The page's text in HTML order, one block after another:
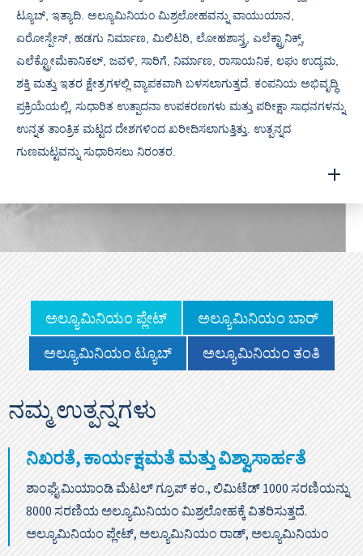
ಟ್ಯೂಬ್, ಇತ್ಯಾದಿ. ಅಲ್ಯೂಮಿನಿಯಂ ಮಿಶ್ರಲೋಹವನ್ನು ವಾಯುಯಾನ,
ಏರೋಸ್ಪೇಸ್, ​​ಹಡಗು ನಿರ್ಮಾಣ, ಮಿಲಿಟರಿ, ಲೋಹಶಾಸ್ತ್ರ, ಎಲೆಕ್ಟ್ರಾನಿಕ್ಸ್,
ಎಲೆಕ್ಟ್ರೋಮೆಕಾನಿಕಲ್, ಜವಳಿ, ಸಾರಿಗೆ, ನಿರ್ಮಾಣ, ರಾಸಾಯನಿಕ, ಲಘು ಉದ್ಯಮ,
ಶಕ್ತಿ ಮತ್ತು ಇತರ ಕ್ಷೇತ್ರಗಳಲ್ಲಿ ವ್ಯಾಪಕವಾಗಿ ಬಳಸಲಾಗುತ್ತದೆ. ಕಂಪನಿಯ ಅಭಿವೃದ್ಧಿ
ಪ್ರಕ್ರಿಯೆಯಲ್ಲಿ, ಸುಧಾರಿತ ಉತ್ಪಾದನಾ ಉಪಕರಣಗಳು ಮತ್ತು ಪರೀಕ್ಷಾ ಸಾಧನಗಳನ್ನು
ಉನ್ನತ ತಾಂತ್ರಿಕ ಮಟ್ಟದ ದೇಶಗಳಿಂದ ಖರೀದಿಸಲಾಗುತ್ತಿತ್ತು. ಉತ್ಪನ್ನದ
ಗುಣಮಟ್ಟವನ್ನು ಸುಧಾರಿಸಲು ನಿರಂತರ.
ಅಲ್ಯೂಮಿನಿಯಂ ಪ್ಲೇಟ್
ಅಲ್ಯೂಮಿನಿಯಂ ಬಾರ್
ಅಲ್ಯೂಮಿನಿಯಂ ಟ್ಯೂಬ್
ಅಲ್ಯೂಮಿನಿಯಂ ತಂತಿ
ನಮ್ಮ ಉತ್ಪನ್ನಗಳು
ನಿಖರತೆ, ಕಾರ್ಯಕ್ಷಮತೆ ಮತ್ತು ವಿಶ್ವಾಸಾರ್ಹತೆ
ಶಾಂಘೈ ಮಿಯಾಂಡಿ ಮೆಟಲ್ ಗ್ರೂಪ್ ಕಂ., ಲಿಮಿಟೆಡ್ 1000 ಸರಣಿಯನ್ನು
8000 ಸರಣಿಯ ಅಲ್ಯೂಮಿನಿಯಂ ಮಿಶ್ರಲೋಹಕ್ಕೆ ವಿತರಿಸುತ್ತದೆ.
ಅಲ್ಯೂಮಿನಿಯಂ ಪ್ಲೇಟ್, ಅಲ್ಯೂಮಿನಿಯಂ ರಾಡ್, ಅಲ್ಯೂಮಿನಿಯಂ